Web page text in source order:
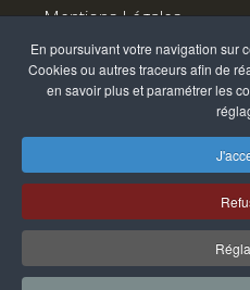
Mentions Légales
Vendin-le-Vieil 2016. Site
Studio
En poursuivant votre navigation sur
Cookies ou autres traceurs afin de
en savoir plus et paramétrer les